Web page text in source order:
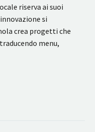
riserva ai suoi
si
crea progetti che
menu,